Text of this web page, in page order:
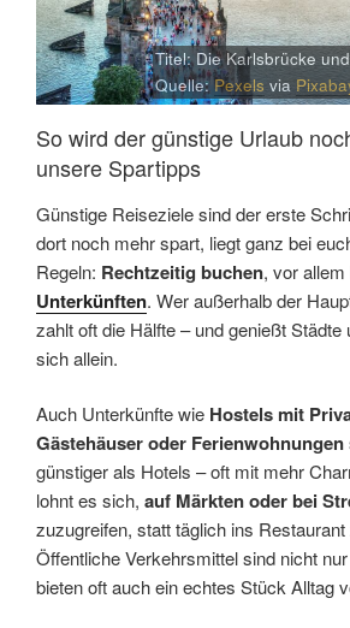
Titel: Die Karlsbrücke
Quelle:Pexels via
So wird der günstige Urlaub
unsere Spartipps
Günstige Reiseziele sind der erste
dort noch mehr spart, liegt ganz bei
Regeln: Rechtzeitig buchen, vor
Unterkünften. Wer außerhalb der
zahlt oft die Hälfte – und genießt Städte
sich allein.
Auch Unterkünfte wie Hostels mit
Gästehäuser oder Ferienwohnungen
günstiger als Hotels – oft mit mehr
lohnt es sich, auf Märkten oder bei
zuzugreifen, statt täglich ins
Öffentliche Verkehrsmittel sind nicht
bieten oft auch ein echtes Stück Alltag